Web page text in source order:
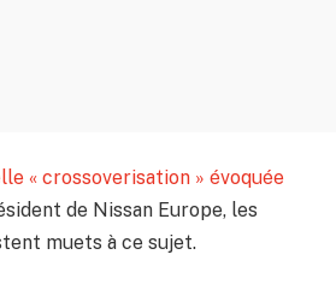
« crossoverisation » évoquée
de Nissan Europe, les
muets à ce sujet.